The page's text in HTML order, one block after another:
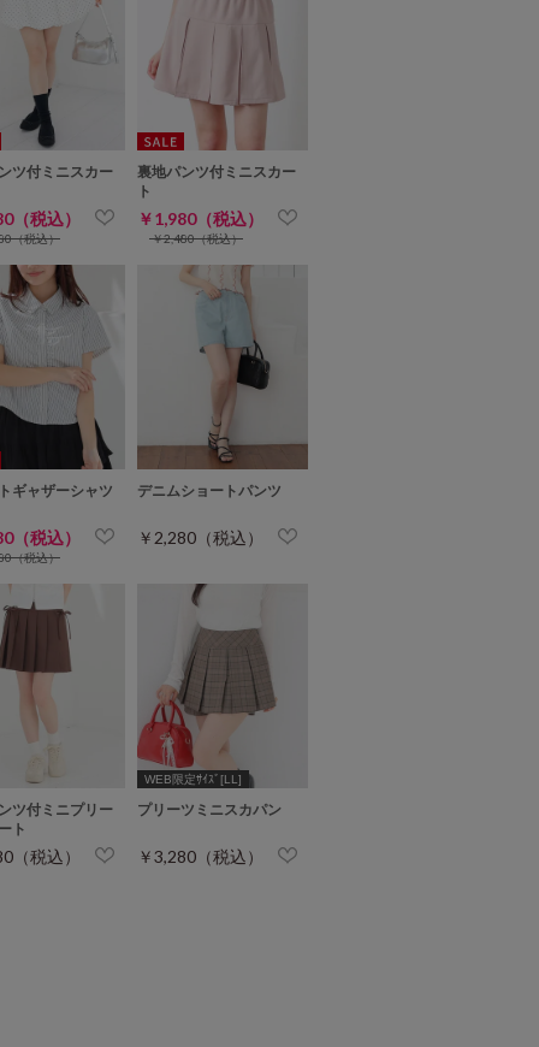
ツ付ミニスカー
（税込）
（税込）
裏地パンツ付ミニスカー
ト
￥1,980（税込）
￥2,480（税込）
ギャザーシャツ
（税込）
（税込）
デニムショートパンツ
￥2,280（税込）
ツ付ミニプリー
ト
（税込）
WEB限定ｻｲｽﾞ[LL]
プリーツミニスカパン
￥3,280（税込）